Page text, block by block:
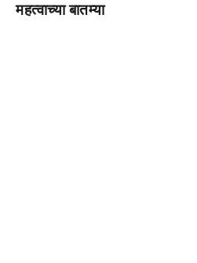
महत्वाच्या बातम्या